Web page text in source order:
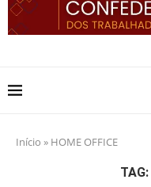
Início » HOME OFFICE
TAG: